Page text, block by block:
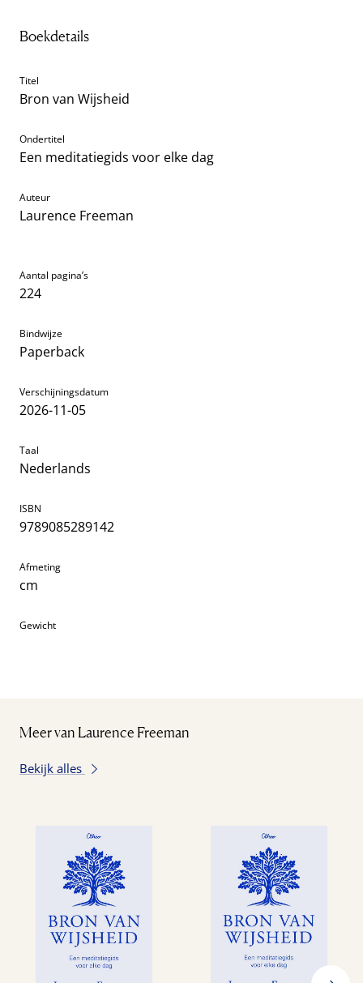
Boekdetails
Titel
Bron van Wijsheid
Ondertitel
Een meditatiegids voor elke dag
Auteur
Laurence Freeman
Aantal pagina’s
224
Bindwijze
Paperback
Verschijningsdatum
2026-11-05
Taal
Nederlands
ISBN
9789085289142
Afmeting
cm
Gewicht
Meer van Laurence Freeman
Bekijk alles